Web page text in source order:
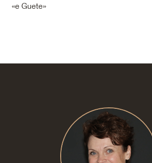
«e Guete»